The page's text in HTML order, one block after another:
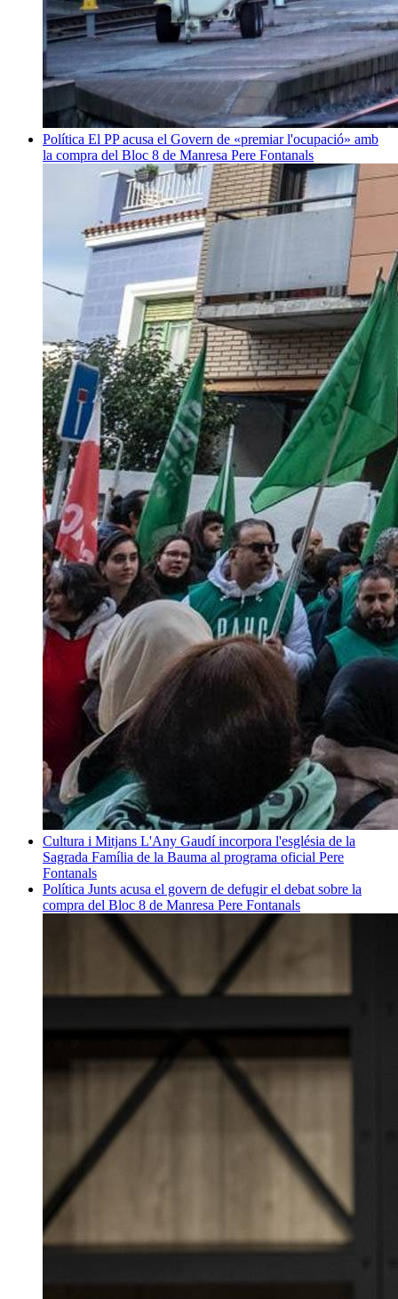
Política El PP acusa el Govern de «premiar l'ocupació» amb
la compra del Bloc 8 de Manresa Pere Fontanals
Cultura i Mitjans L'Any Gaudí incorpora l'església de la
Sagrada Família de la Bauma al programa oficial Pere
Fontanals
Política Junts acusa el govern de defugir el debat sobre la
compra del Bloc 8 de Manresa Pere Fontanals